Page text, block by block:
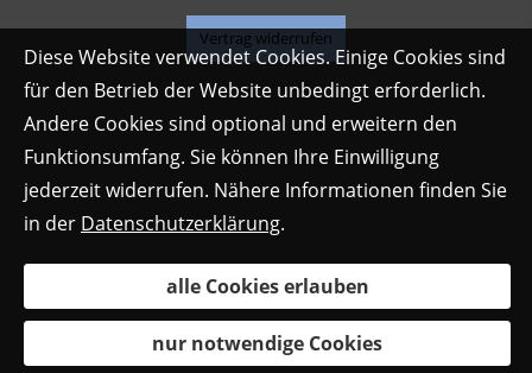
Vertrag widerrufen
Diese Website verwendet Cookies. Einige Cookies sind
für den Betrieb der Website unbedingt erforderlich.
Andere Cookies sind optional und erweitern den
Funktionsumfang. Sie können Ihre Einwilligung
jederzeit widerrufen. Nähere Informationen finden Sie
in der Datenschutzerklärung.
alle Cookies erlauben
nur notwendige Cookies